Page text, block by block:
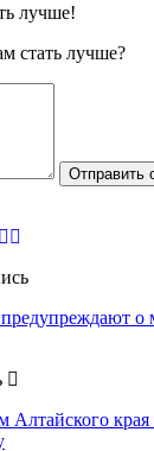
лучше!
стать лучше?
Отправить
о
края